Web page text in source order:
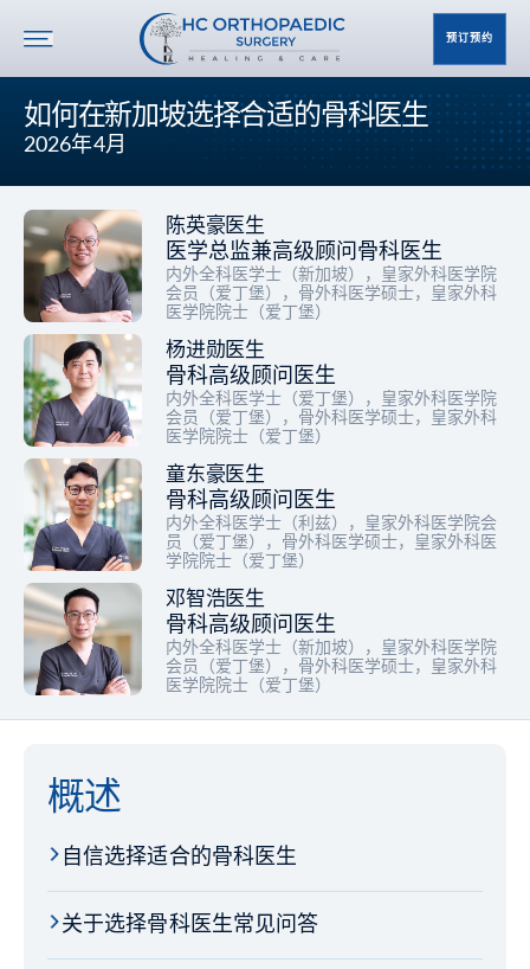
预订预约
如何在新加坡选择合适的骨科医生
2026年4月
陈英豪医生
医学总监兼高级顾问骨科医生
内外全科医学士（新加坡），皇家外科医学院
会员（爱丁堡），骨外科医学硕士，皇家外科
医学院院士（爱丁堡）
杨进勋医生
骨科高级顾问医生
内外全科医学士（爱丁堡），皇家外科医学院
会员（爱丁堡），骨外科医学硕士，皇家外科
医学院院士（爱丁堡）
童东豪医生
骨科高级顾问医生
内外全科医学士（利兹），皇家外科医学院会
员（爱丁堡），骨外科医学硕士，皇家外科医
学院院士（爱丁堡）
邓智浩医生
骨科高级顾问医生
内外全科医学士（新加坡），皇家外科医学院
会员（爱丁堡），骨外科医学硕士，皇家外科
医学院院士（爱丁堡）
概述
自信选择适合的骨科医生
关于选择骨科医生常见问答